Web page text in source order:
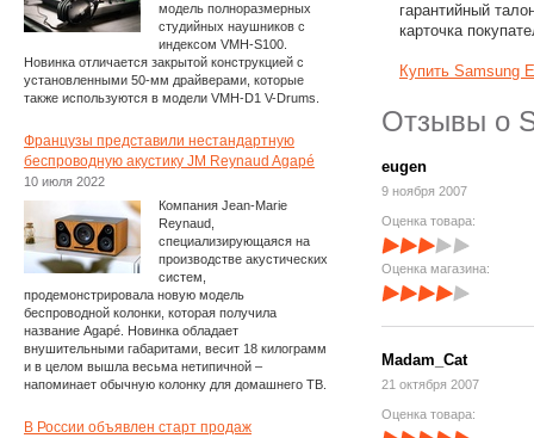
гарантийный
карточка
Купить Samsung
Отзывы о
eugen
9 ноября 2007
Оценка товара:
Оценка магазина:
Madam_Cat
21 октября 2007
Оценка товара:
модель полноразмерных
студийных наушников с
индексом VMH-S100.
Новинка отличается закрытой конструкцией с
установленными 50-мм драйверами, которые
также используются в модели VMH-D1 V-Drums.
Французы представили нестандартную
беспроводную акустику JM Reynaud Agapé
10 июля 2022
Компания Jean-Marie
Reynaud,
специализирующаяся на
производстве акустических
систем,
продемонстрировала новую модель
беспроводной колонки, которая получила
название Agapé. Новинка обладает
внушительными габаритами, весит 18 килограмм
и в целом вышла весьма нетипичной –
напоминает обычную колонку для домашнего ТВ.
В России объявлен старт продаж